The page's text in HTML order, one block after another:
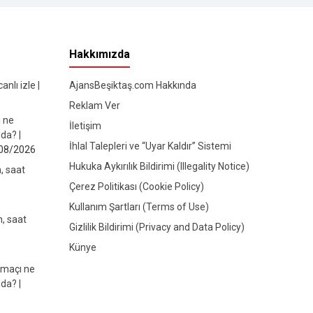
izle |
ne
|
2026
saat
saat
ne
|
Hakkımızda
AjansBeşiktaş.com Hakkında
Reklam Ver
İletişim
İhlal Talepleri ve “Uyar Kaldır” Sistemi
Hukuka Aykırılık Bildirimi (Illegality Notice)
Çerez Politikası (Cookie Policy)
Kullanım Şartları (Terms of Use)
Gizlilik Bildirimi (Privacy and Data Policy)
Künye